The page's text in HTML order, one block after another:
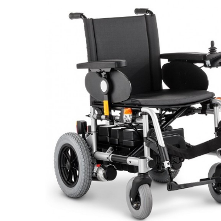
Подъёмники для инвалидов